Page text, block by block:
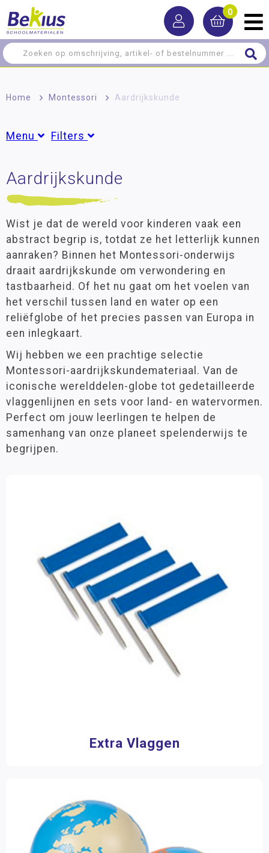
0
Home > Montessori > Aardrijkskunde
Menu Filters
Oefeningen Dagelijks Leven
Taal
Rekenen
Biologie
Aardrijkskunde
Extra Vlaggen
Inlegkaarten
Insteekkaarten
Land- en Watervormen
Vlaggen
Kosmische educatie
Groepen
Groep 1
Groep 2(84)
Groep 3(86)
Groep 4(91)
Groep 5(11)
Groep 6(9)
Groep 7
(9)
Groep 8
VO (1)
Thema
Landen(25)
Leeftijd
3 - 6 jaar
6 - 9 jaar
9 - 12 jaar
Hulpmiddelen(3)
Meubilair(1)
Opbergmiddelen
(1)
Opdracht- en oefenkaarten(5)
Puzzels(23)
Nienhuis Montessori(95)
Aardrijkskunde
Wist je dat de wereld voor kinderen vaak een
abstract begrip is, totdat ze het letterlijk kunnen
aanraken? Binnen het Montessori-onderwijs
draait aardrijkskunde om verwondering en
tastbaarheid. Of het nu gaat om het voelen van
het verschil tussen land en water op een
reliëfglobe of het precies passen van Europa in
een inlegkaart.
Wij hebben we een prachtige selectie
Montessori-aardrijkskundemateriaal. Van de
iconische werelddelen-globe tot gedetailleerde
vlaggenlijnen en sets voor land- en watervormen.
Perfect om jouw leerlingen te helpen de
samenhang van onze planeet spelenderwijs te
begrijpen.
Extra Vlaggen